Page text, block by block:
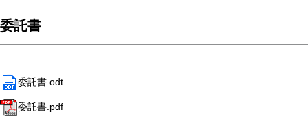
委託書
委託書.odt
委託書.pdf